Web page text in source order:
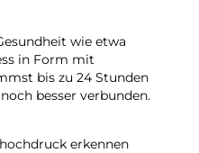
wie etwa
in Form mit
bis zu 24 Stunden
besser verbunden.
erkennen